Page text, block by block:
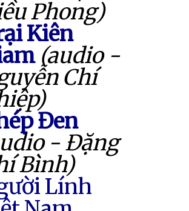
Phong)
Kiên
(audio -
Chí
Đen
- Đặng
Bình)
Lính